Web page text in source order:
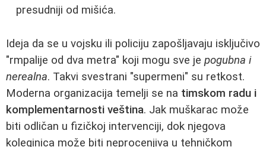
presudniji od mišića.
Ideja da se u vojsku ili policiju zapošljavaju isključivo
"rmpalije od dva metra" koji mogu sve je pogubna i
nerealna. Takvi svestrani "supermeni" su retkost.
Moderna organizacija temelji se na timskom radu i
komplementarnosti veština. Jak muškarac može
biti odličan u fizičkoj intervenciji, dok njegova
koleginica može biti neprocenjiva u tehničkom